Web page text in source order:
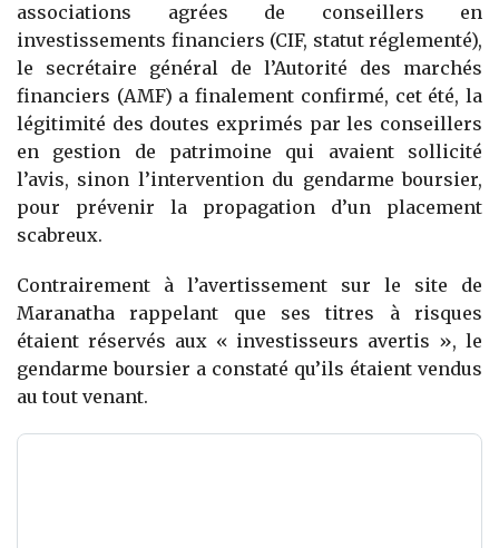
associations agrées de conseillers en
investissements financiers (CIF, statut réglementé),
le secrétaire général de l’Autorité des marchés
financiers (AMF) a finalement confirmé, cet été, la
légitimité des doutes exprimés par les conseillers
en gestion de patrimoine qui avaient sollicité
l’avis, sinon l’intervention du gendarme boursier,
pour prévenir la propagation d’un placement
scabreux.
Contrairement à l’avertissement sur le site de
Maranatha rappelant que ses titres à risques
étaient réservés aux « investisseurs avertis », le
gendarme boursier a constaté qu’ils étaient vendus
au tout venant.